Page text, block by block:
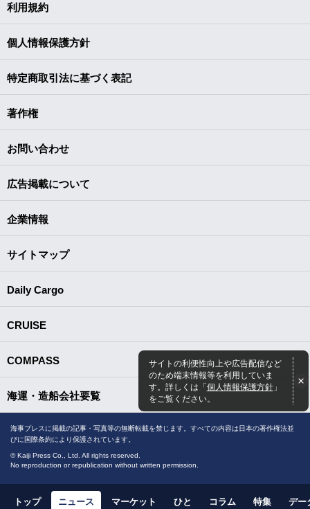
サイトの利便性向上や広告配信など
のため端末情報等を利用していま
す。詳しくは「個人情報保護方針」
をご覧ください。
利用規約
個人情報保護方針
特定商取引法に基づく表記
著作権
お問い合わせ
広告掲載について
企業情報
サイトマップ
Daily Cargo
CRUISE
COMPASS
海運・造船会社要覧
海事プレスに掲載の記事・写真等の無断転載を禁じます。すべての内容は日本の著作権法並
びに国際条約により保護されています。
© Kaiji Press Co., Ltd. All rights reserved.
No reproduction or republication without written permission.
トップ ニュース マーケット ひと コラム 特集 デー